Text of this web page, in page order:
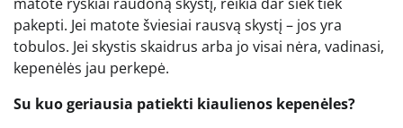
pakepti. Jei matote šviesiai rausvą skystį – jos yra
tobulos. Jei skystis skaidrus arba jo visai nėra, vadinasi,
kepenėlės jau perkepė.
Su kuo geriausia patiekti kiaulienos kepenėles?